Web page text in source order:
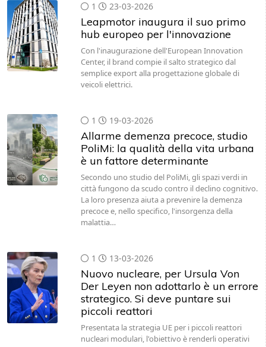
1 23-03-2026
Leapmotor inaugura il suo primo
hub europeo per l'innovazione
Con l'inaugurazione dell'European Innovation
Center, il brand compie il salto strategico dal
semplice export alla progettazione globale di
veicoli elettrici.
1 19-03-2026
Allarme demenza precoce, studio
PoliMi: la qualità della vita urbana
è un fattore determinante
Secondo uno studio del PoliMi, gli spazi verdi in
città fungono da scudo contro il declino cognitivo.
La loro presenza aiuta a prevenire la demenza
precoce e, nello specifico, l'insorgenza della
malattia…
1 13-03-2026
Nuovo nucleare, per Ursula Von
Der Leyen non adottarlo è un errore
strategico. Si deve puntare sui
piccoli reattori
Presentata la strategia UE per i piccoli reattori
nucleari modulari, l'obiettivo è renderli operativi